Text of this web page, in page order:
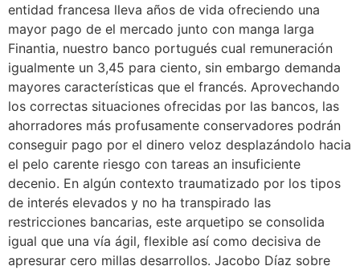
entidad francesa lleva años de vida ofreciendo una
mayor pago de el mercado junto con manga larga
Finantia, nuestro banco portugués cual remuneración
igualmente un 3,45 para ciento, sin embargo demanda
mayores características que el francés. Aprovechando
los correctas situaciones ofrecidas por las bancos, las
ahorradores más profusamente conservadores podrán
conseguir pago por el dinero veloz desplazándolo hacia
el pelo carente riesgo con tareas an insuficiente
decenio. En algún contexto traumatizado por los tipos
de interés elevados y no ha transpirado las
restricciones bancarias, este arquetipo se consolida
igual que una vía ágil, flexible así­ como decisiva de
apresurar cero millas desarrollos. Jacobo Díaz sobre